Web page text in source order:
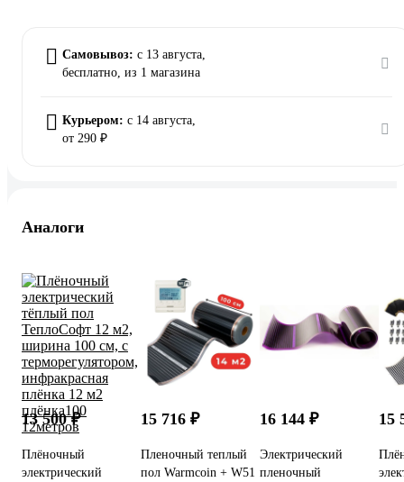
Самовывоз: c 13 августа,
бесплатно, из 1 магазина
Курьером: c 14 августа,
от 290 ₽
Аналоги
13 500 ₽
Плёночный
электрический
15 716 ₽
Пленочный теплый
пол Warmcoin + W51
16 144 ₽
Электрический
пленочный
15